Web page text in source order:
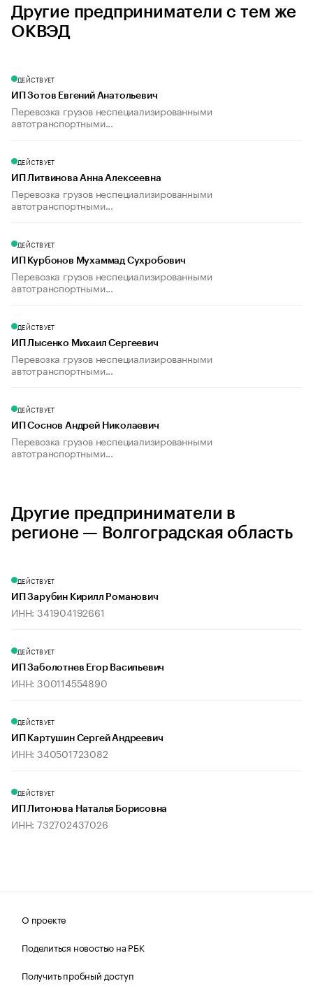
Другие предприниматели с тем же
ОКВЭД
ДЕЙСТВУЕТ
ИП Зотов Евгений Анатольевич
Перевозка грузов неспециализированными
автотранспортными...
ДЕЙСТВУЕТ
ИП Литвинова Анна Алексеевна
Перевозка грузов неспециализированными
автотранспортными...
ДЕЙСТВУЕТ
ИП Курбонов Мухаммад Сухробович
Перевозка грузов неспециализированными
автотранспортными...
ДЕЙСТВУЕТ
ИП Лысенко Михаил Сергеевич
Перевозка грузов неспециализированными
автотранспортными...
ДЕЙСТВУЕТ
ИП Соснов Андрей Николаевич
Перевозка грузов неспециализированными
автотранспортными...
Другие предприниматели в
регионе — Волгоградская область
ДЕЙСТВУЕТ
ИП Зарубин Кирилл Романович
ИНН: 341904192661
ДЕЙСТВУЕТ
ИП Заболотнев Егор Васильевич
ИНН: 300114554890
ДЕЙСТВУЕТ
ИП Картушин Сергей Андреевич
ИНН: 340501723082
ДЕЙСТВУЕТ
ИП Литонова Наталья Борисовна
ИНН: 732702437026
О проекте
Поделиться новостью на РБК
Получить пробный доступ